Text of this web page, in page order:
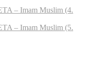
– Imam Muslim (4.
– Imam Muslim (5.